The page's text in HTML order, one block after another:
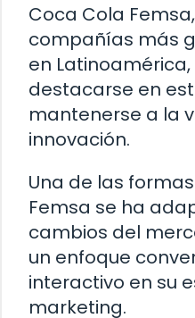
Coca Cola
compañías más
en
destacarse en
mantenerse a la
innovación.
Una de las
Femsa se ha
cambios del
un enfoque
interactivo en su
marketing.